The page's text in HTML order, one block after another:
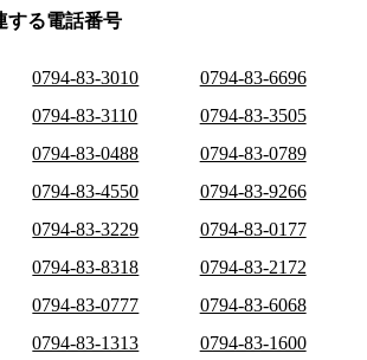
する電話番号
0794-83-3010
0794-83-6696
0794-83-3110
0794-83-3505
0794-83-0488
0794-83-0789
0794-83-4550
0794-83-9266
0794-83-3229
0794-83-0177
0794-83-8318
0794-83-2172
0794-83-0777
0794-83-6068
0794-83-1313
0794-83-1600